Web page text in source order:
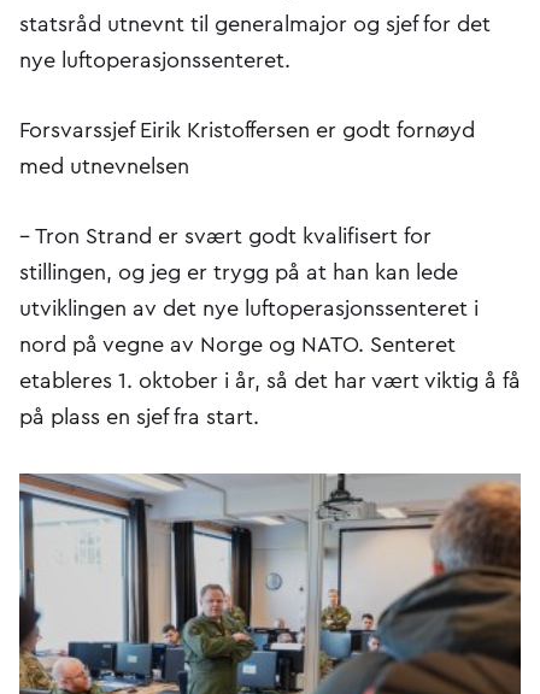
statsråd utnevnt til generalmajor og sjef for det
nye luftoperasjonssenteret.
Forsvarssjef Eirik Kristoffersen er godt fornøyd
med utnevnelsen
– Tron Strand er svært godt kvalifisert for
stillingen, og jeg er trygg på at han kan lede
utviklingen av det nye luftoperasjonssenteret i
nord på vegne av Norge og NATO. Senteret
etableres 1. oktober i år, så det har vært viktig å få
på plass en sjef fra start.